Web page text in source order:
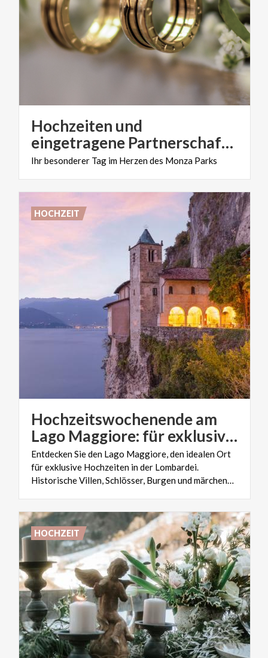
Hochzeiten und
eingetragene Partnerschaften in der Cascina Frutteto
Ihrbesonderer Tag im Herzendes Monza Parks
Hochzeitswochenende am
Lago Maggiore: für exklusive Hochzeiten in der Lombardei
Entdecken Sie den Lago Maggiore, den idealen Ort
für exklusive Hochzeiten in der Lombardei.
Historische Villen, Schlösser, Burgen und märchenhafte Gärten erwarten Sie
HOCHZEIT
HOCHZEIT